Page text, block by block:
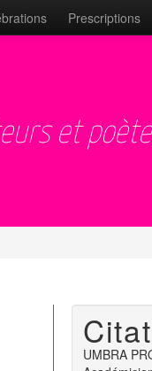
Prescriptions
et
UMBRA